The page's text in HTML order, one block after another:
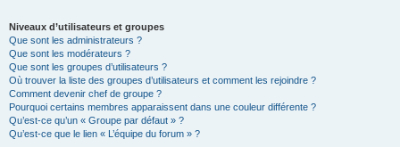
Niveaux d’utilisateurs et groupes
Que sont les administrateurs ?
Que sont les modérateurs ?
Que sont les groupes d’utilisateurs ?
Où trouver la liste des groupes d’utilisateurs et comment les rejoindre ?
Comment devenir chef de groupe ?
Pourquoi certains membres apparaissent dans une couleur différente ?
Qu’est-ce qu’un « Groupe par défaut » ?
Qu’est-ce que le lien « L’équipe du forum » ?